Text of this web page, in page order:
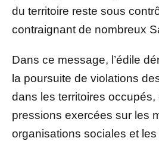
du territoire reste sous
contraignant de nombreux
Dans ce message, l’édile
la poursuite de violations
dans les territoires occupés,
pressions exercées sur les
organisations sociales et